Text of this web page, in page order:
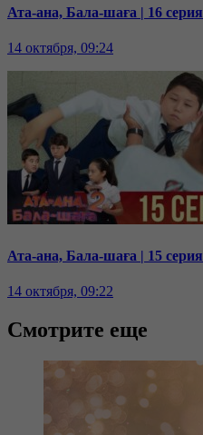
Ата-ана, Бала-шаға | 16 серия
14 октября, 09:24
Ата-ана, Бала-шаға | 15 серия
14 октября, 09:22
Смотрите еще